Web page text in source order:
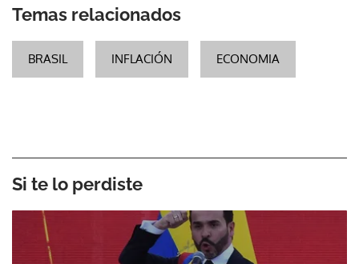
Temas relacionados
BRASIL INFLACIÓN ECONOMIA
Si te lo perdiste